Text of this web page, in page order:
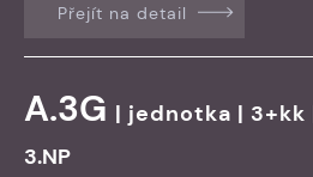
Přejít na detail
A.3G | jednotka | 3+kk
3.NP